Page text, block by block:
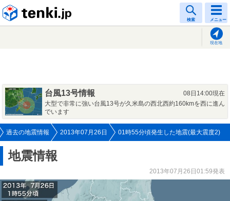
検索 メニュー
現在地
台風13号情報
08日14:00現在
大型で非常に強い台風13号が久米島の西北西約160kmを西に進ん
でいます
過去の地震情報 2013年07月26日 01時55分頃発生した地震(最大震度2)
地震情報
2013年07月26日01:59発表